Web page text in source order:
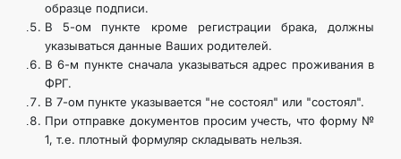
образце подписи.
В 5-ом пункте кроме регистрации брака, должны
указываться данные Ваших родителей.
В 6-м пункте сначала указываться адрес проживания в
ФРГ.
В 7-ом пункте указывается "не состоял" или "состоял".
При отправке документов просим учесть, что форму №
1, т.е. плотный формуляр складывать нельзя.